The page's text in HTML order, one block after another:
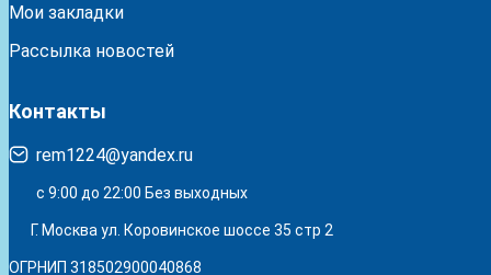
Мои закладки
Рассылка новостей
Контакты
rem1224@yandex.ru
с 9:00 до 22:00 Без выходных
Г. Москва ул. Коровинское шоссе 35 стр 2
ОГРНИП 318502900040868